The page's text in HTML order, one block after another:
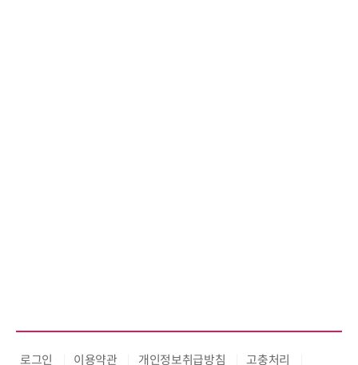
로그인 이용약관 개인정보취급방침 고충처리